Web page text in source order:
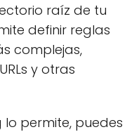
raíz de tu
definir reglas
complejas,
y otras
permite, puedes